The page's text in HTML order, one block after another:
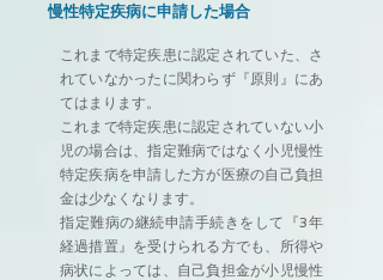
慢性特定疾病に申請した場合
これまで特定疾患に認定されていた、さ
れていなかったに関わらず『原則』にあ
てはまります。
これまで特定疾患に認定されていない小
児の場合は、指定難病ではなく小児慢性
特定疾病を申請した方が医療の自己負担
金は少なくなります。
指定難病の継続申請手続きをして『3年
経過措置』を受けられる方でも、所得や
病状によっては、自己負担金が小児慢性